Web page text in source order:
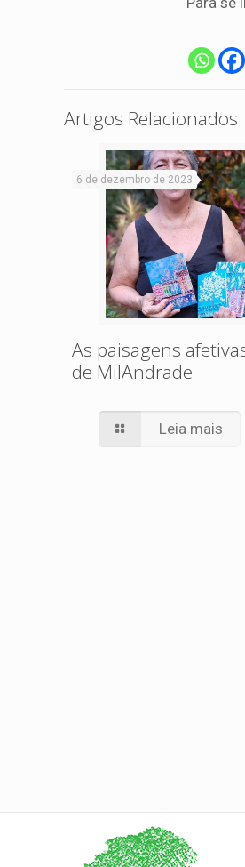
Artigos Relacionados
6 de dezembro de 2023
As paisagens
de MilAndrade
Leia mais